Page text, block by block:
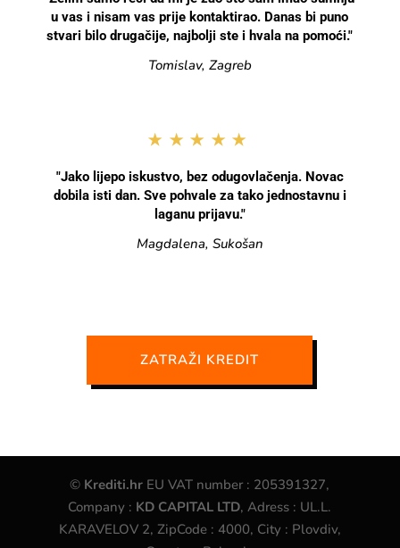
u vas i nisam vas prije kontaktirao. Danas bi puno
stvari bilo drugačije, najbolji ste i hvala na pomoći."
Tomislav, Zagreb
★★★★★
"Jako lijepo iskustvo, bez odugovlačenja. Novac
dobila isti dan. Sve pohvale za tako jednostavnu i
laganu prijavu."
Magdalena, Sukošan
ZATRAŽI KREDIT
© Krediti.hr EU VAT number : 205391327,
Company : KD CAPITAL LTD, Adress : UL.L.
KARAVELOV 2, ZipCode : 4000, City : Plovdiv,